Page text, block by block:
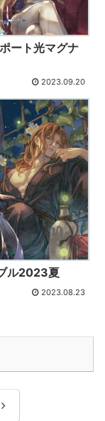
ート光マグナ
2023.09.20
ル2023夏
2023.08.23
次